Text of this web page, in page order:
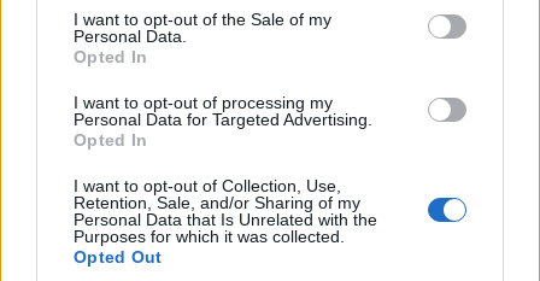
consent section.
I want to opt-out of the Sale of my
Personal Data.
Opted In
I want to opt-out of processing my
Personal Data for Targeted Advertising.
Opted In
I want to opt-out of Collection, Use,
Retention, Sale, and/or Sharing of my
Personal Data that Is Unrelated with the
Purposes for which it was collected.
Opted Out
Csendes felmondásban a
dolgozók háromnegyede?
ComputerTrends| 2025 november 25. 09:17